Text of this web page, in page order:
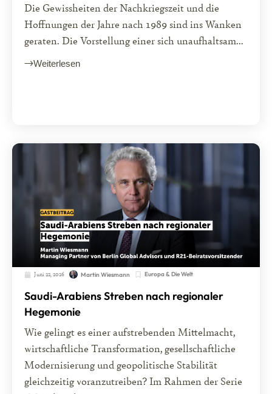
Die Gewissheiten der Nachkriegszeit und die
Hoffnungen der Jahre nach 1989 sind ins Wanken
geraten. Die Vorstellung einer sich unaufhaltsam...
Weiterlesen
Juni 22, 2026 Martin Wiesmann Europa & Die Welt
Saudi-Arabiens Streben nach regionaler
Hegemonie
Wie gelingt es einer aufstrebenden Mittelmacht,
wirtschaftliche Transformation, gesellschaftliche
Modernisierung und geopolitische Stabilität
gleichzeitig voranzutreiben? Im Rahmen der Serie